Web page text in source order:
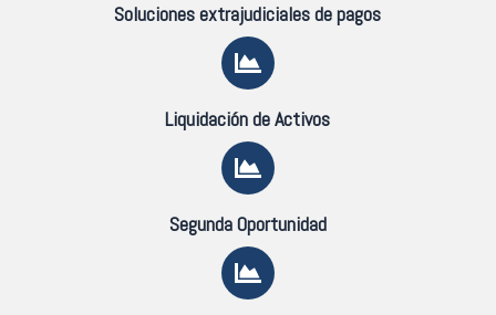
Soluciones extrajudiciales de pagos
Liquidación de Activos
Segunda Oportunidad